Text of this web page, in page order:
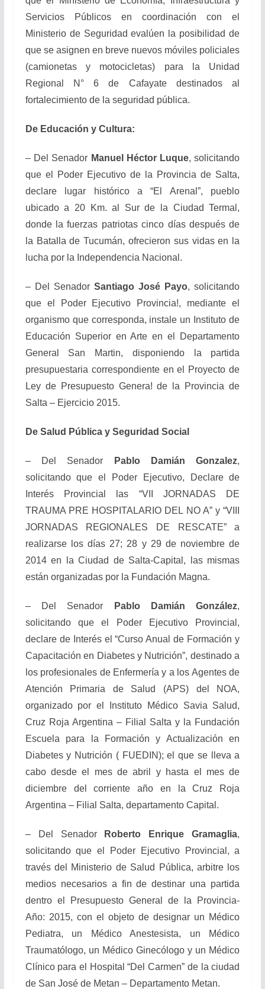
Servicios Públicos en coordinación con el
Ministerio de Seguridad evalúen la posibilidad de
que se asignen en breve nuevos móviles policiales
(camionetas y motocicletas) para la Unidad
Regional N° 6 de Cafayate destinados al
fortalecimiento de la seguridad pública.
De Educación y Cultura:
– Del Senador Manuel Héctor Luque, solicitando
que el Poder Ejecutivo de la Provincia de Salta,
declare lugar histórico a “El Arenal”, pueblo
ubicado a 20 Km. al Sur de la Ciudad Termal,
donde la fuerzas patriotas cinco días después de
la Batalla de Tucumán, ofrecieron sus vidas en la
lucha por la Independencia Nacional.
– Del Senador Santiago José Payo, solicitando
que el Poder Ejecutivo Provincia!, mediante el
organismo que corresponda, instale un Instituto de
Educación Superior en Arte en el Departamento
General San Martin, disponiendo la partida
presupuestaria correspondiente en el Proyecto de
Ley de Presupuesto Genera! de la Provincia de
Salta – Ejercicio 2015.
De Salud Pública y Seguridad Social
– Del Senador Pablo Damián Gonzalez,
solicitando que el Poder Ejecutivo, Declare de
Interés Provincial las “VII JORNADAS DE
TRAUMA PRE HOSPITALARIO DEL NO A” y “VIII
JORNADAS REGIONALES DE RESCATE” a
realizarse los días 27; 28 y 29 de noviembre de
2014 en la Ciudad de Salta-Capital, las mismas
están organizadas por la Fundación Magna.
– Del Senador Pablo Damián González,
solicitando que el Poder Ejecutivo Provincial,
declare de Interés el “Curso Anual de Formación y
Capacitación en Diabetes y Nutrición”, destinado a
los profesionales de Enfermería y a los Agentes de
Atención Primaria de Salud (APS) del NOA,
organizado por el Instituto Médico Savia Salud,
Cruz Roja Argentina – Filial Salta y la Fundación
Escuela para la Formación y Actualización en
Diabetes y Nutrición ( FUEDIN); el que se lleva a
cabo desde el mes de abril y hasta el mes de
diciembre del corriente año en la Cruz Roja
Argentina – Filial Salta, departamento Capital.
– Del Senador Roberto Enrique Gramaglia,
solicitando que el Poder Ejecutivo Provincial, a
través del Ministerio de Salud Pública, arbitre los
medios necesarios a fin de destinar una partida
dentro el Presupuesto General de la Provincia-
Año: 2015, con el objeto de designar un Médico
Pediatra, un Médico Anestesista, un Médico
Traumatólogo, un Médico Ginecólogo y un Médico
Clínico para el Hospital “Del Carmen” de la ciudad
de San José de Metan – Departamento Metan.